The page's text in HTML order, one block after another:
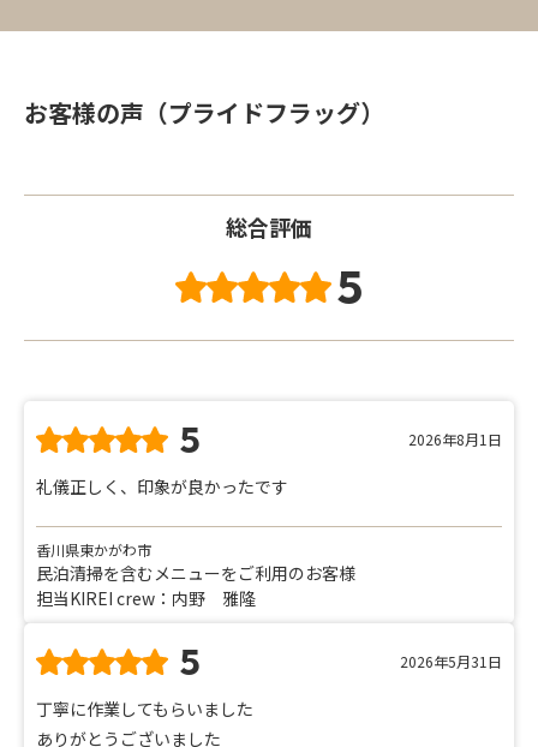
お客様の声（プライドフラッグ）
総合評価
5
5 2026年8月1日
礼儀正しく、印象が良かったです
香川県東かがわ市
民泊清掃を含むメニューをご利用のお客様
担当KIREI crew：内野 雅隆
5 2026年5月31日
丁寧に作業してもらいました
ありがとうございました